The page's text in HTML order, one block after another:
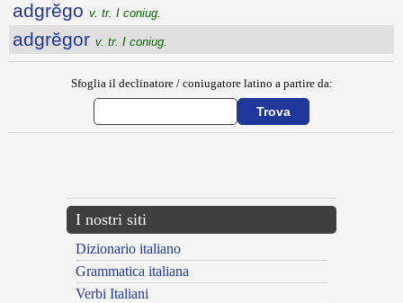
adgrĕgo v. tr. I coniug.
adgrĕgor v. tr. I coniug.
Sfoglia il declinatore / coniugatore latino a partire da:
I nostri siti
Dizionario italiano
Grammatica italiana
Verbi Italiani